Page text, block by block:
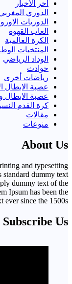
آخر الأخبار
الدوري
الدوريات
العاب القهوة
الكرة العالمية
المنتخبات
الوداد الرياضي
حوادث
رياضات أخرى
عصبة الابطال
عصبة الابطال
كرة القدم
مقالات
منوعات
About Us
and typesetting
standard dummy text
dummy text of the
Ipsum has been the
ever since the 1500s,
Subscribe Us